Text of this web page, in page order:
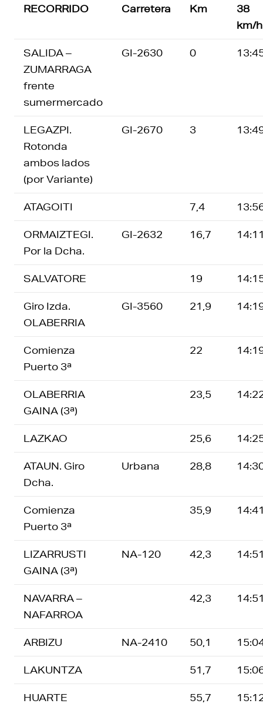
RECORRIDO Carretera Km
38
km/h
SALIDA –
ZUMARRAGA
frente
sumermercado
GI-2630 0
LEGAZPI.
Rotonda
ambos lados
(por Variante)
GI-2670 3
ATAGOITI 7,4
ORMAIZTEGI.
Por la Dcha.
GI-2632 16,7
SALVATORE 19
Giro Izda.
OLABERRIA
GI-3560 21,9
Comienza
Puerto 3ª
22
OLABERRIA
GAINA (3ª)
23,5
LAZKAO 25,6
ATAUN. Giro
Dcha.
Urbana 28,8
Comienza
Puerto 3ª
35,9
LIZARRUSTI
GAINA (3ª)
NA-120 42,3
NAVARRA –
NAFARROA
42,3
ARBIZU NA-2410 50,1
LAKUNTZA 51,7
HUARTE
55,7